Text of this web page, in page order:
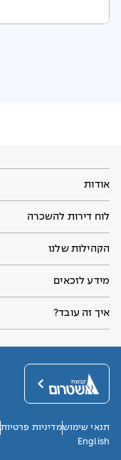
אודות
לוח דירות להשכרה
הקהילות שלנו
מידע לזכאים
איך זה עובד?
תנאי שימושמדיניות פרטיות
English